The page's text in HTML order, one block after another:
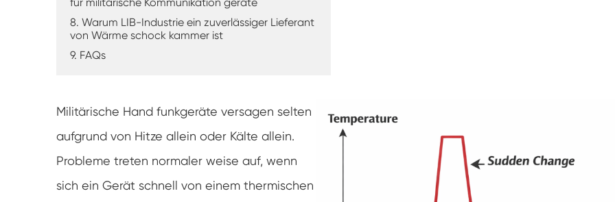
Konstantes Klima kabinett
LV124 K-12 Temperatur-Schock-und
Spritzwasser-Test gerät
Explosions geschützte Batterie Thermische
8. Warum LIB-Industrie ein zuverlässiger Lieferant
von Wärme schock kammer ist
9. FAQs
Militärische Hand funkgeräte versagen selten
aufgrund von Hitze allein oder Kälte allein.
Probleme treten normaler weise auf, wenn
sich ein Gerät schnell von einem thermischen